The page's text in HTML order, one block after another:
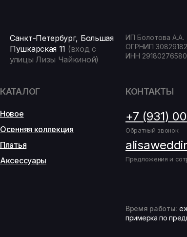
Новое
КОНТАКТЫ
Осенняя коллекция
+7 (931)
Платья
Предложения и
Аксессуары
Обратный звонок
Время работы:
примерка по
КАТАЛОГ
ИП Болотова А.А.
ОГРНИП
ИНН
Санкт-Петербург, Большая
Пушкарская 11 (вход с
улицы Лизы Чайкиной)